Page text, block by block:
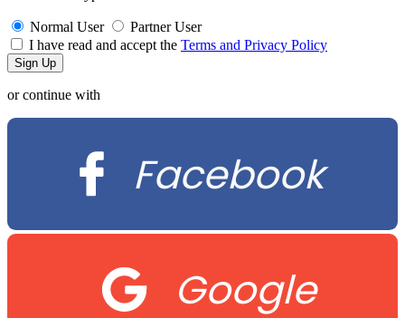
Normal User
Partner User
I have read and accept the Terms and Privacy Policy
or continue with
Facebook
Google